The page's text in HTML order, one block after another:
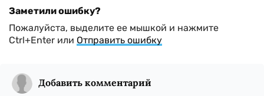
Заметили ошибку?
Пожалуйста, выделите ее мышкой и нажмите
Ctrl+Enter или Отправить ошибку
Добавить комментарий